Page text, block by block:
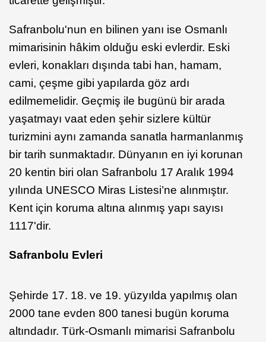
Safranbolu'nun en bilinen yanı ise Osmanlı
mimarisinin hâkim olduğu eski evlerdir. Eski
evleri, konakları dışında tabi han, hamam,
cami, çeşme gibi yapılarda göz ardı
edilmemelidir. Geçmiş ile bugünü bir arada
yaşatmayı vaat eden şehir sizlere kültür
turizmini aynı zamanda sanatla harmanlanmış
bir tarih sunmaktadır. Dünyanın en iyi korunan
20 kentin biri olan Safranbolu 17 Aralık 1994
yılında UNESCO Miras Listesi’ne alınmıştır.
Kent için koruma altına alınmış yapı sayısı
1117'dir.
Safranbolu Evleri
Şehirde 17. 18. ve 19. yüzyılda yapılmış olan
2000 tane evden 800 tanesi bugün koruma
altındadır. Türk-Osmanlı mimarisi Safranbolu